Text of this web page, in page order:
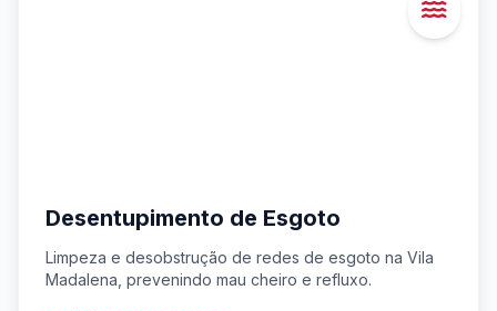
Desentupimento de Esgoto
Limpeza e desobstrução de redes de esgoto na Vila
Madalena, prevenindo mau cheiro e refluxo.